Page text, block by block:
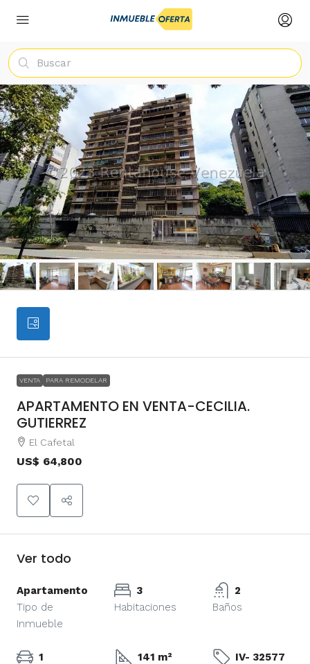
VENTA PARA REMODELAR
APARTAMENTO EN VENTA-CECILIA.
GUTIERREZ
El Cafetal
US$ 64,800
Ver todo
Apartamento
Tipo de
Inmueble
3
Habitaciones
2
Baños
1
141 m²
IV- 32577